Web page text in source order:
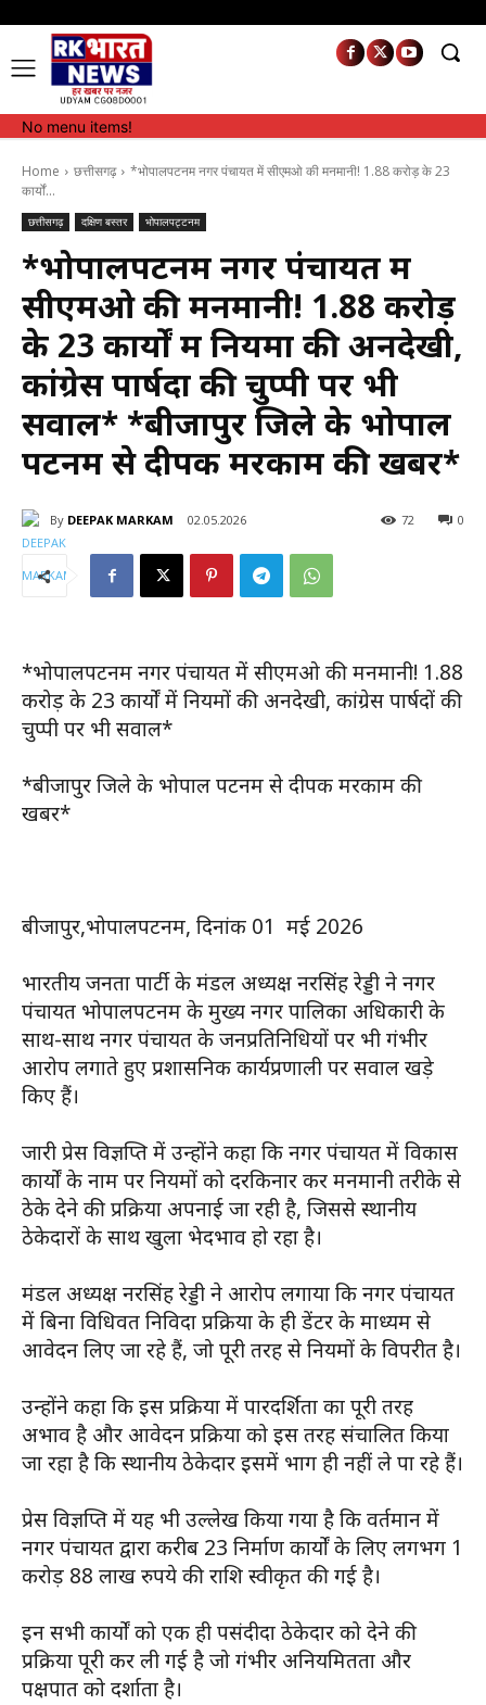
No menu items!
Home छत्तीसगढ़
*भोपालपटनम नगर पंचायत में सीएमओ की मनमानी! 1.88 करोड़ के 23
कार्यों...
छत्तीसगढ़ दक्षिण बस्तर भोपालपट्टनम
*भोपालपटनम नगर पंचायत में
सीएमओ की मनमानी! 1.88 करोड़
के 23 कार्यों में नियमों की अनदेखी,
कांग्रेस पार्षदों की चुप्पी पर भी
सवाल* *बीजापुर जिले के भोपाल
पटनम से दीपक मरकाम की खबर*
By DEEPAK MARKAM 02.05.2026 0
72
*भोपालपटनम नगर पंचायत में सीएमओ की मनमानी! 1.88
करोड़ के 23 कार्यों में नियमों की अनदेखी, कांग्रेस पार्षदों की
चुप्पी पर भी सवाल*
*बीजापुर जिले के भोपाल पटनम से दीपक मरकाम की
खबर*
बीजापुर,भोपालपटनम, दिनांक 01 मई 2026
भारतीय जनता पार्टी के मंडल अध्यक्ष नरसिंह रेड्डी ने नगर
पंचायत भोपालपटनम के मुख्य नगर पालिका अधिकारी के
साथ-साथ नगर पंचायत के जनप्रतिनिधियों पर भी गंभीर
आरोप लगाते हुए प्रशासनिक कार्यप्रणाली पर सवाल खड़े
किए हैं।
जारी प्रेस विज्ञप्ति में उन्होंने कहा कि नगर पंचायत में विकास
कार्यों के नाम पर नियमों को दरकिनार कर मनमानी तरीके से
ठेके देने की प्रक्रिया अपनाई जा रही है, जिससे स्थानीय
ठेकेदारों के साथ खुला भेदभाव हो रहा है।
मंडल अध्यक्ष नरसिंह रेड्डी ने आरोप लगाया कि नगर पंचायत
में बिना विधिवत निविदा प्रक्रिया के ही डेंटर के माध्यम से
आवेदन लिए जा रहे हैं, जो पूरी तरह से नियमों के विपरीत है।
उन्होंने कहा कि इस प्रक्रिया में पारदर्शिता का पूरी तरह
अभाव है और आवेदन प्रक्रिया को इस तरह संचालित किया
जा रहा है कि स्थानीय ठेकेदार इसमें भाग ही नहीं ले पा रहे हैं।
प्रेस विज्ञप्ति में यह भी उल्लेख किया गया है कि वर्तमान में
नगर पंचायत द्वारा करीब 23 निर्माण कार्यों के लिए लगभग 1
करोड़ 88 लाख रुपये की राशि स्वीकृत की गई है।
इन सभी कार्यों को एक ही पसंदीदा ठेकेदार को देने की
प्रक्रिया पूरी कर ली गई है जो गंभीर अनियमितता और
पक्षपात को दर्शाता है।